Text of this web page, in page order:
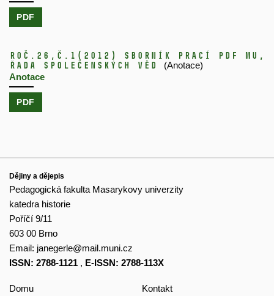
PDF
Roč.26, č.1 (2012)
Sborník prací PdF MU,
řada společenských věd
(Anotace)
Anotace
PDF
Dějiny a dějepis
Pedagogická fakulta Masarykovy univerzity
katedra historie
Poříčí 9/11
603 00 Brno
Email: janegerle@mail.muni.cz
ISSN: 2788-1121 , E-ISSN: 2788-113X
Domu Kontakt